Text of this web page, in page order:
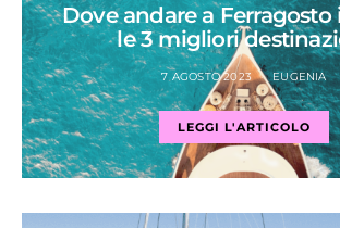
Dove andare a Ferragosto
le 3 migliori
7 AGOSTO 2023 EUGENIA
LEGGI L'ARTICOLO